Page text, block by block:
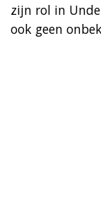
zijn rol in
ook geen